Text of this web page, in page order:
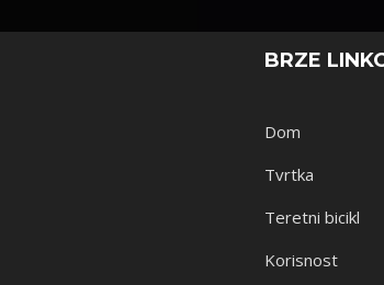
BRZE
Dom
Tvrtka
Teretni bicikl
Korisnost